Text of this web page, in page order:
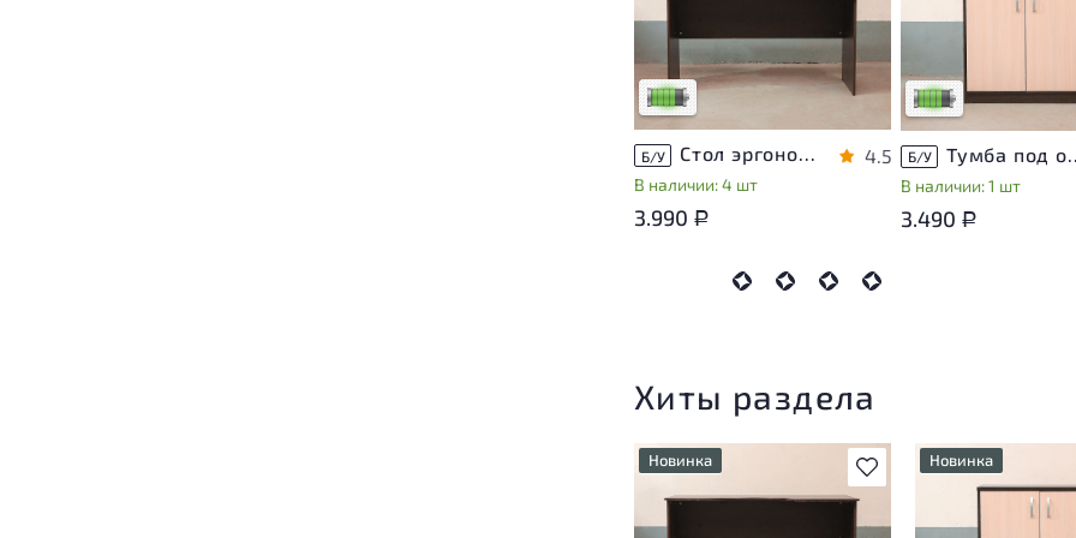
незначительные следы
эксплуатации, не влияющие
на удобство его
использования
Низкая степень износа
Б/У Стол эргономичный ЛДСП Венге
В наличии: 4 шт
4.5
3.990 Р
незначительные следы
эксплуатации, не
на удобство его
Низкая степень
Б/У Тумба
В наличии: 1 шт
3.490 Р
Хиты раздела
В избранное
Новинка
У товара присутствуют
незначительные следы
эксплуатации, не влияющие
Новинка
У товара
незначительные
эксплуатации, не